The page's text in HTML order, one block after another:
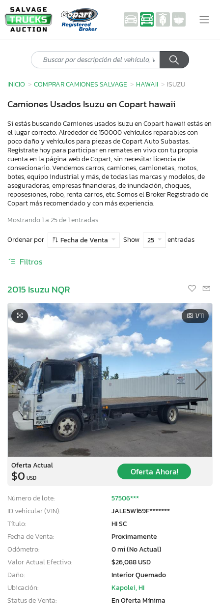
INICIO COMPRAR CAMIONES SALVAGE HAWAII ISUZU
Camiones Usados Isuzu en Copart hawaii
Si estás buscando Camiones usados Isuzu en Copart hawaii estás en
el lugar correcto. Alrededor de 150000 vehículos reparables con
poco daño y vehículos para piezas de Copart Auto Subastas.
Regístrate hoy para participar en remates en vivo con tu propia
cuenta en la página web de Copart, sin necesitar licencia de
consecionario. Vendemos carros, camiones, camionetas, motos,
botes, equipo industrial y más, de todas las marcas y modelos, de
aseguradoras, empresas financieras, de inundación, choques,
reposesiones, robo, renta carros, etc. Somos el Broker Registrado de
Copart más recomendado y con más experiencia.
Mostrando 1 a 25 de 1 entradas
Ordenar por
Fecha de Venta Show 25 entradas
Filtros
2015 Isuzu NQR
1/11
Oferta Actual
$0 USD
Oferta Ahora!
Número de lote:
57506***
ID vehicular (VIN):
JALE5W169F*******
Título:
HI SC
Fecha de Venta:
Proximamente
Odómetro:
0 mi (No Actual)
Valor Actual Efectivo:
$26,088 USD
Daño:
Interior Quemado
Ubicación:
Kapolei, HI
Status de Venta:
En Oferta Mínima